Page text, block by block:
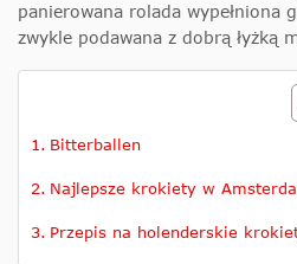
panierowana rolada wypełniona
zwykle podawana z dobrą łyżką
Bitterballen
Najlepsze krokiety w
Przepis na holenderskie